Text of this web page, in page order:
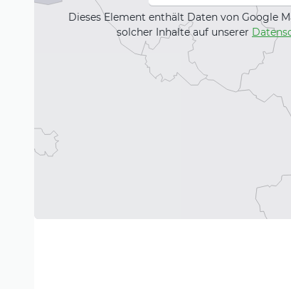
Raum zum Wohlfühlen:
Als Immobilienvermittler engagieren wir uns
nach Plan“ bis Z wie „Zahlung erfolgt“.
umfassendem Service an vielen Stellen.
bei allen Unternehmungen im Bereich
persönlich für Ihre Traumimmobilie ein,
Eigenheims oder auch den Verkauf Ihres
Die Sparkasse Westerwald-Sieg gehört zu
kultureller, sozialer und sportlicher Belange
Geschäftsgebietes. Damit leisten wir einen
Dieses Element enthält Daten von Google
solcher Inhalte auf unserer